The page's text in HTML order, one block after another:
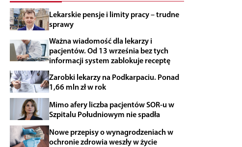
Lekarskie pensje i limity pracy – trudne
sprawy
Ważna wiadomość dla lekarzy i
pacjentów. Od 13 września bez tych
informacji system zablokuje receptę
Zarobki lekarzy na Podkarpaciu. Ponad
1,66 mln zł w rok
Mimo afery liczba pacjentów SOR-u w
Szpitalu Południowym nie spadła
Nowe przepisy o wynagrodzeniach w
ochronie zdrowia weszły w życie